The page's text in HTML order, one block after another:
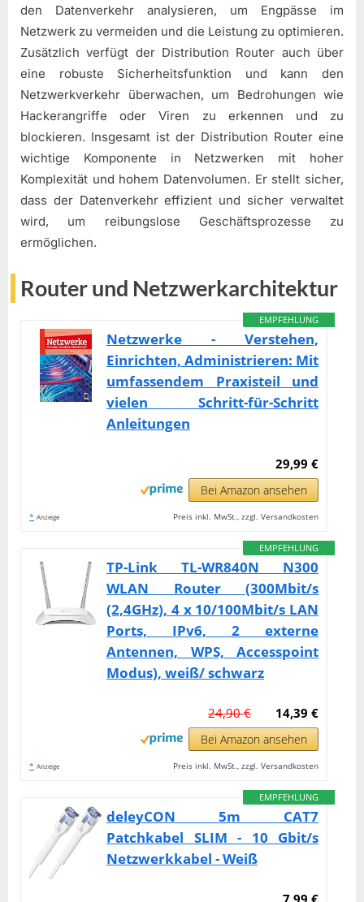
den Datenverkehr analysieren, um Engpässe im
Netzwerk zu vermeiden und die Leistung zu optimieren.
Zusätzlich verfügt der Distribution Router auch über
eine robuste Sicherheitsfunktion und kann den
Netzwerkverkehr überwachen, um Bedrohungen wie
Hackerangriffe oder Viren zu erkennen und zu
blockieren. Insgesamt ist der Distribution Router eine
wichtige Komponente in Netzwerken mit hoher
Komplexität und hohem Datenvolumen. Er stellt sicher,
dass der Datenverkehr effizient und sicher verwaltet
wird, um reibungslose Geschäftsprozesse zu
ermöglichen.
Router und Netzwerkarchitektur
EMPFEHLUNG
Netzwerke - Verstehen,
Einrichten, Administrieren: Mit
umfassendem Praxisteil und
vielen Schritt-für-Schritt
Anleitungen
29,99 €
Bei Amazon ansehen
* Anzeige Preis inkl. MwSt., zzgl. Versandkosten
EMPFEHLUNG
TP-Link TL-WR840N N300
WLAN Router (300Mbit/s
(2,4GHz), 4 x 10/100Mbit/s LAN
Ports, IPv6, 2 externe
Antennen, WPS, Accesspoint
Modus), weiß/ schwarz
14,39 €
24,90 €
Bei Amazon ansehen
* Anzeige Preis inkl. MwSt., zzgl. Versandkosten
EMPFEHLUNG
deleyCON 5m CAT7
Patchkabel SLIM - 10 Gbit/s
Netzwerkkabel - Weiß